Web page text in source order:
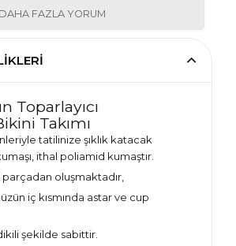
DAHA FAZLA YORUM
Toparlayıcı
Takımı
tatilinize şıklık katacak
ithal poliamid kumaştır.
oluşmaktadır,
iç kısmında astar ve cup
şekilde sabittir.